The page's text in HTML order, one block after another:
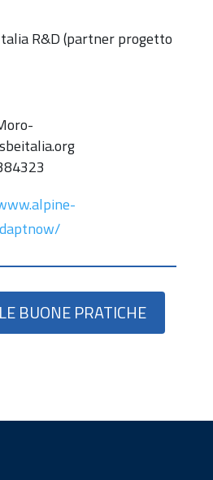
R&D (partner progetto
BUONE PRATICHE